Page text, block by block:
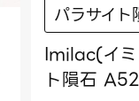
パラサイト
Imilac(イ
ト隕石